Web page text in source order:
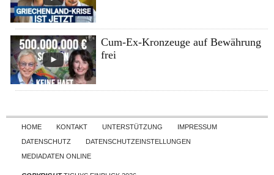
Cum-Ex-Kronzeuge auf Bewährung
frei
Skip to content
HOME KONTAKT UNTERSTÜTZUNG
IMPRESSUM
DATENSCHUTZ
DATENSCHUTZEINSTELLUNGEN
MEDIADATEN ONLINE